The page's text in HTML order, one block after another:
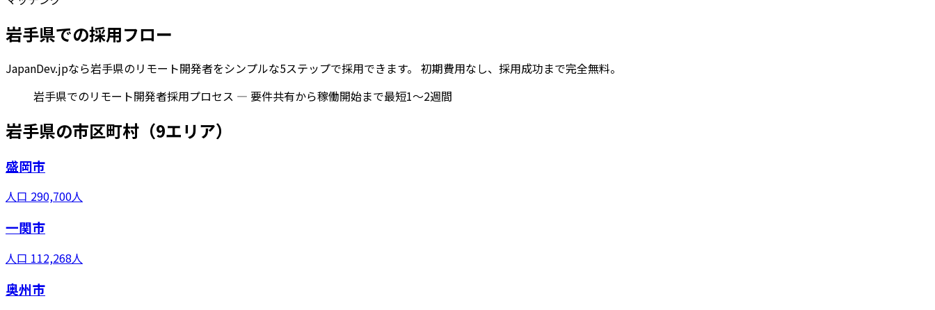
岩手県での採用フロー
JapanDev.jpなら岩手県のリモート開発者をシンプルな5ステップで採用できます。 初期費用なし、採用成功まで完全無料。
岩手県でのリモート開発者採用プロセス — 要件共有から稼働開始まで最短1〜2週間
岩手県の市区町村（9エリア）
盛岡市
人口 290,700人
一関市
人口 112,268人
奥州市